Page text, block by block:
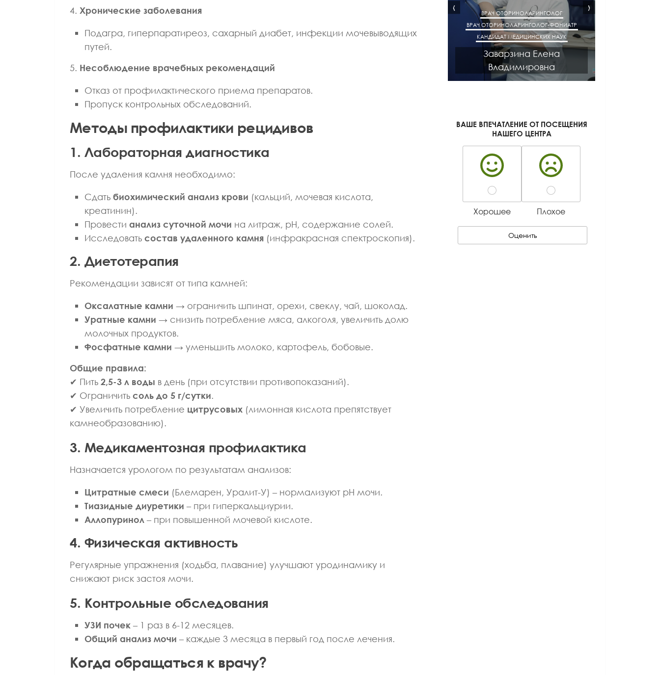
4. Хронические заболевания
Подагра, гиперпаратиреоз, сахарный диабет, инфекции мочевыводящих
путей.
5. Несоблюдение врачебных рекомендаций
Отказ от профилактического приема препаратов.
Пропуск контрольных обследований.
Методы профилактики рецидивов
1. Лабораторная диагностика
После удаления камня необходимо:
Сдать биохимический анализ крови (кальций, мочевая кислота,
креатинин).
Провести анализ суточной мочи на литраж, pH, содержание солей.
Исследовать состав удаленного камня (инфракрасная спектроскопия).
2. Диетотерапия
Рекомендации зависят от типа камней:
Оксалатные камни → ограничить шпинат, орехи, свеклу, чай, шоколад.
Уратные камни → снизить потребление мяса, алкоголя, увеличить долю
молочных продуктов.
Фосфатные камни → уменьшить молоко, картофель, бобовые.
Общие правила:
✔ Пить 2,5-3 л воды в день (при отсутствии противопоказаний).
✔ Ограничить соль до 5 г/сутки.
✔ Увеличить потребление цитрусовых (лимонная кислота препятствует
камнеобразованию).
3. Медикаментозная профилактика
Назначается урологом по результатам анализов:
Цитратные смеси (Блемарен, Уралит-У) – нормализуют pH мочи.
Тиазидные диуретики – при гиперкальциурии.
Аллопуринол – при повышенной мочевой кислоте.
4. Физическая активность
Регулярные упражнения (ходьба, плавание) улучшают уродинамику и
снижают риск застоя мочи.
5. Контрольные обследования
УЗИ почек – 1 раз в 6-12 месяцев.
Общий анализ мочи – каждые 3 месяца в первый год после лечения.
Когда обращаться к врачу?
ВРАЧ ЛФК И СПОРТИВНОЙ МЕДИЦИНЫ
КАНДИДАТ МЕДИЦИНСКИХ НАУК
Алатарцева Светлана
Александровна
КАНДИДАТ МЕДИЦИНСКИХ НАУК
Александровна
ВРАЧ ОТОРИНОЛАРИНГОЛОГ
КАНДИДАТ МЕДИЦИНСКИХ НАУК
ВРАЧ АКУШЕР-ГИНЕКОЛОГ
КАНДИДАТ МЕДИЦИНСКИХ НАУК
Киселева Галина
Геннадьевна
‹ ›
ВАШЕ ВПЕЧАТЛЕНИЕ ОТ ПОСЕЩЕНИЯ
НАШЕГО ЦЕНТРА
Хорошее Плохое
Оценить